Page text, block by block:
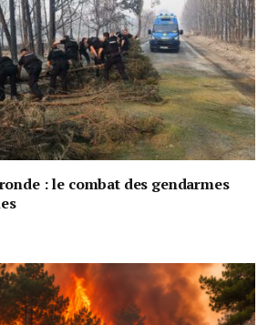
: le combat des gendarmes